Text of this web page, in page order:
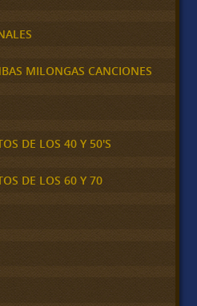
MILONGAS CANCIONES
DE LOS 40 Y 50'S
DE LOS 60 Y 70